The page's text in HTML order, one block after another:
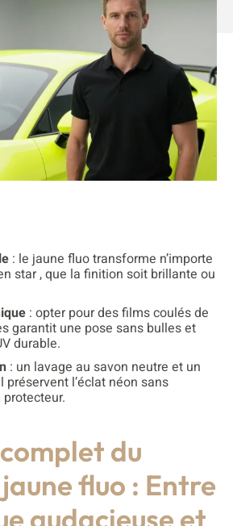
: le jaune fluo transforme n’importe
star , que la finition soit brillante ou
: opter pour des films coulés de
garantit une pose sans bulles et
durable.
: un lavage au savon neutre et un
préservent l’éclat néon sans
du
fluo : Entre
audacieuse et